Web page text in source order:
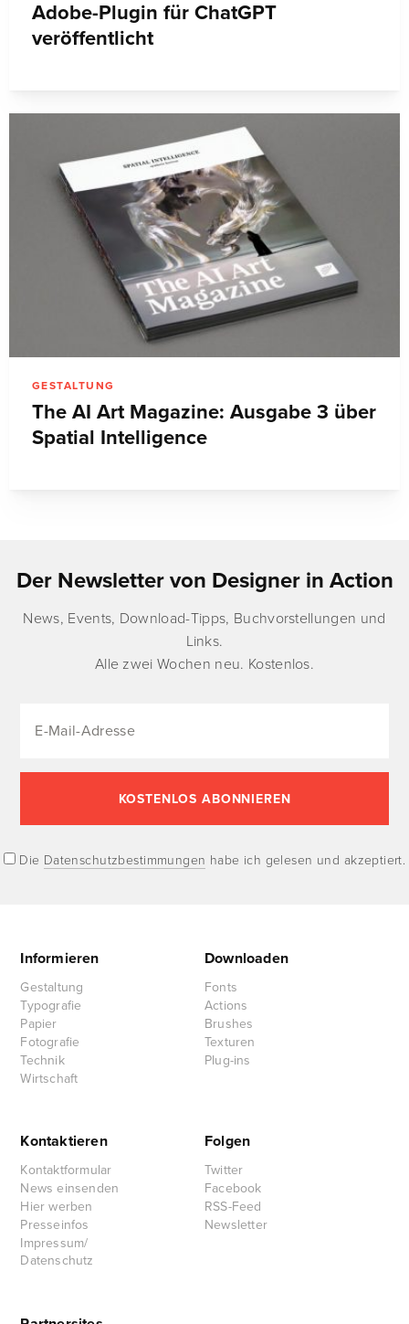
Adobe-Plugin für ChatGPT
veröffentlicht
GESTALTUNG
The AI Art Magazine: Ausgabe 3 über
Spatial Intelligence
Der Newsletter von Designer in Action
News, Events, Download-Tipps, Buchvorstellungen und
Links.
Alle zwei Wochen neu. Kostenlos.
Die Datenschutzbestimmungen habe ich gelesen und akzeptiert.
Informieren
Gestaltung
Typografie
Papier
Fotografie
Technik
Wirtschaft
Downloaden
Fonts
Actions
Brushes
Texturen
Plug-ins
Kontaktieren
Kontaktformular
News einsenden
Hier werben
Presseinfos
Impressum/
Datenschutz
Folgen
Twitter
Facebook
RSS-Feed
Newsletter